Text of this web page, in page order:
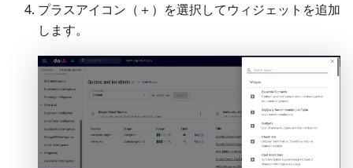
プラスアイコン（＋）を選択してウィジェットを追加
します。